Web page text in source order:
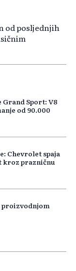
od posljednjih
Sport: V8
od 90.000
Chevrolet spaja
kroz prazničnu
proizvodnjom